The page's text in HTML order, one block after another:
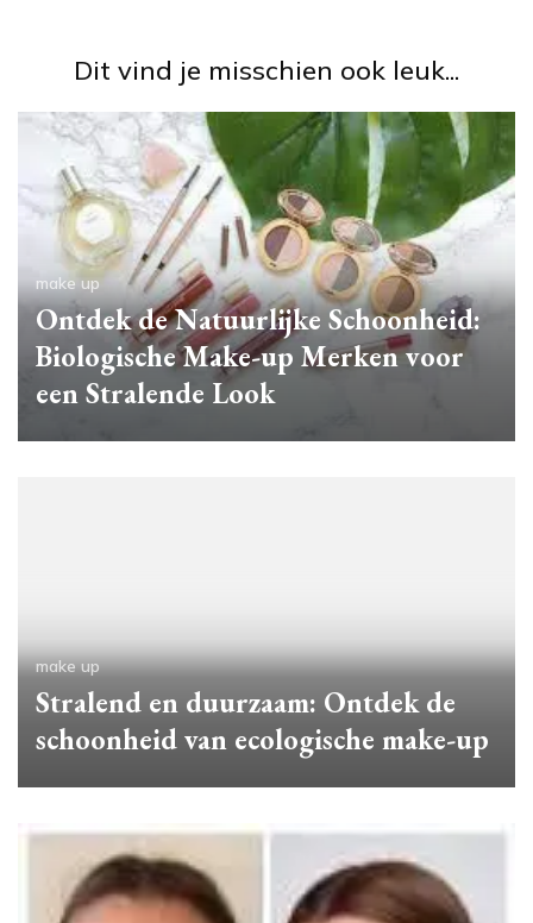
Dit vind je misschien ook leuk...
make up
Ontdek de Natuurlijke Schoonheid:
Biologische Make-up Merken voor
een Stralende Look
make up
Stralend en duurzaam: Ontdek de
schoonheid van ecologische make-up